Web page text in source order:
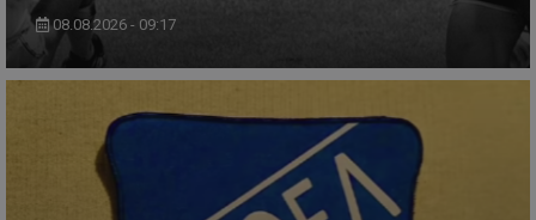
08.08.2026 - 09:17